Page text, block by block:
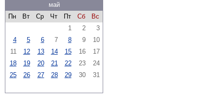
май
Пн
Вт Ср Чт Пт Сб
Вс
1
2
3
4
5 6 7 8 9
10
11
12 13 14 15 16
17
18
19 20 21 22 23
24
25
26 27 28 29 30 31